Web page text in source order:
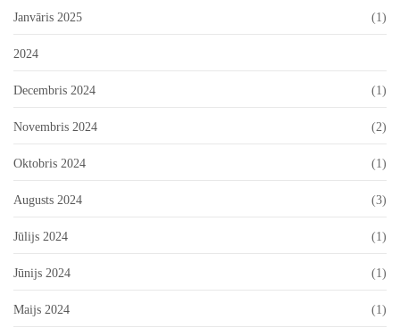
Janvāris 2025 (1)
2024
Decembris 2024 (1)
Novembris 2024 (2)
Oktobris 2024 (1)
Augusts 2024 (3)
Jūlijs 2024 (1)
Jūnijs 2024 (1)
Maijs 2024 (1)